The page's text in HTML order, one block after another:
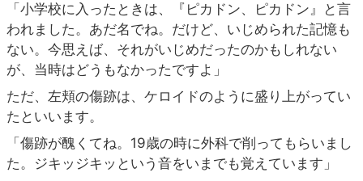
「小学校に入ったときは、『ピカドン、ピカドン』と言
われました。あだ名でね。だけど、いじめられた記憶も
ない。今思えば、それがいじめだったのかもしれない
が、当時はどうもなかったですよ」
ただ、左頬の傷跡は、ケロイドのように盛り上がってい
たといいます。
「傷跡が醜くてね。19歳の時に外科で削ってもらいまし
た。ジキッジキッという音をいまでも覚えています」